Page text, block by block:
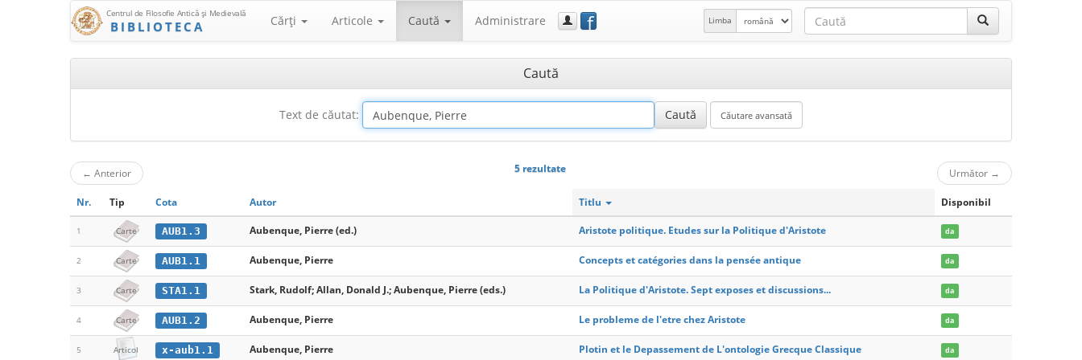
Centrul de Filosofie Antică şi Medievală
BIBLIOTECA Cărţi Articole Caută Administrare f Limba
Caută
Text de căutat:
← Anterior 5 rezultate Următor →
Nr. Tip Cota Autor Titlu Disponibil
1 Carte AUB1.3 Aubenque, Pierre (ed.) Aristote politique. Etudes sur la Politique d'Aristote da
2 Carte AUB1.1 Aubenque, Pierre Concepts et catégories dans la pensée antique da
3 Carte STA1.1 Stark, Rudolf; Allan, Donald J.; Aubenque, Pierre (eds.) La Politique d'Aristote. Sept exposes et discussions... da
4 Carte AUB1.2 Aubenque, Pierre Le probleme de l'etre chez Aristote da
5 Articol x-aub1.1 Aubenque, Pierre Plotin et le Depassement de L'ontologie Grecque Classique da